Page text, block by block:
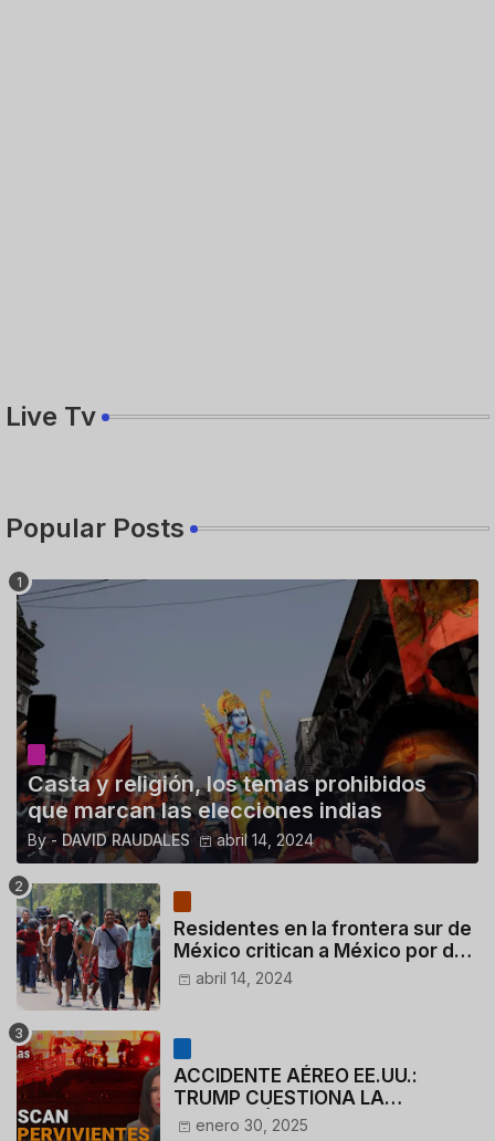
Live Tv
Popular Posts
Casta y religión, los temas prohibidos
que marcan las elecciones indias
By - DAVID RAUDALES abril 14, 2024
Residentes en la frontera sur de
México critican a México por dar
110 dólares a migrantes
abril 14, 2024
ACCIDENTE AÉREO EE.UU.:
TRUMP CUESTIONA LA
ACTUACIÓN DE LOS
enero 30, 2025